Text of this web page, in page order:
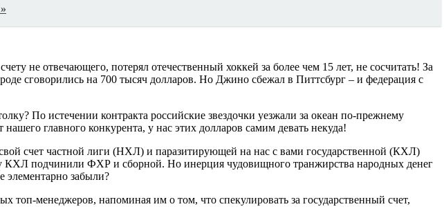
не отвечающего, потерял отечественный хоккей за более чем 15 лет, не сосчитать! За
сговорились на 700 тысяч долларов. Но Джино сбежал в Питтсбург – и федерация с
По истечении контракта российские звездочки уезжали за океан по-прежнему
главного конкурента, у нас этих долларов самим девать некуда!
счет частной лиги (НХЛ) и паразитирующей на нас с вами государственной (КХЛ)
КХЛ подчинили ФХР и сборной. Но инерция чудовищного транжирства народных денег
забыли?
менеджеров, напоминая им о том, что спекулировать за государственный счет,